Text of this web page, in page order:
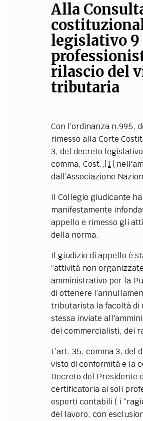
Alla
legislativo 9
rilascio del
tributaria
Con l’ordinanza n.995,
rimesso alla Corte
3, del decreto
comma, Cost., [1]
dall’Associazione
Il Collegio giudicante
manifestamente
appello e rimesso gli
della norma.
Il giudizio di appello è
“attività non
amministrativo per la
di ottenere
tributarista la facoltà di
stessa inviate
dei commercialisti, dei
L’art. 35, comma 3,
visto di conformità e la
Decreto del Presidente
certificatoria ai soli
esperti contabili ( i
del lavoro, con